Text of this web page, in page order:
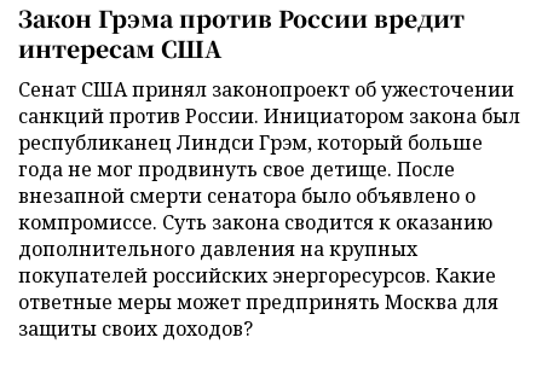
Закон Грэма против России вредит
интересам США
Сенат США принял законопроект об ужесточении
санкций против России. Инициатором закона был
республиканец Линдси Грэм, который больше
года не мог продвинуть свое детище. После
внезапной смерти сенатора было объявлено о
компромиссе. Суть закона сводится к оказанию
дополнительного давления на крупных
покупателей российских энергоресурсов. Какие
ответные меры может предпринять Москва для
защиты своих доходов?